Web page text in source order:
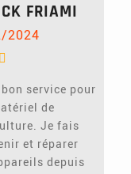
FRIAMI
2024
service pour
de
Je fais
et réparer
depuis